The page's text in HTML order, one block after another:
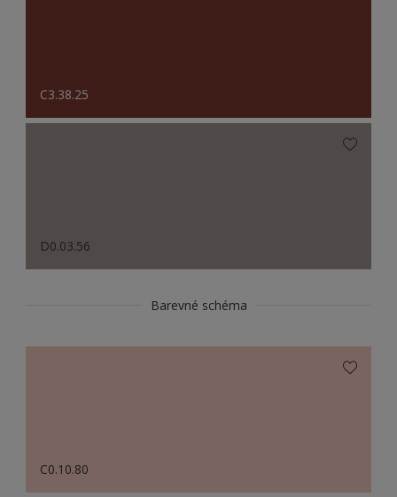
C3.38.25
D0.03.56
Barevné schéma
C0.10.80